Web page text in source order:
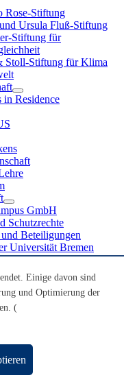
Rose-Stiftung
Ursula Fluß-Stiftung
Stiftung für
Stoll-Stiftung für Klima
in Residence
GmbH
Schutzrechte
Beteiligungen
Universität Bremen
der Universität Bremen
Schüler
für Transferaktivitäten
der Universität Bremen
Einige davon sind
und Optimierung der
(